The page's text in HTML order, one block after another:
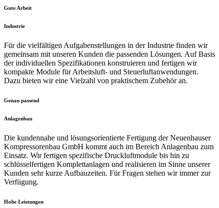
Gute Arbeit
Industrie
Für die vielfältigen Aufgabenstellungen in der Industrie finden wir
gemeinsam mit unseren Kunden die passenden Lösungen. Auf Basis
der individuellen Spezifikationen konstruieren und fertigen wir
kompakte Module für Arbeitsluft- und Steuerluftanwendungen.
Dazu bieten wir eine Vielzahl von praktischem Zubehör an.
Genau passend
Anlagenbau
Die kundennahe und lösungsorientierte Fertigung der Neuenhauser
Kompressorenbau GmbH kommt auch im Bereich Anlagenbau zum
Einsatz. Wir fertigen spezifische Druckluftmodule bis hin zu
schlüsselfertigen Komplettanlagen und realisieren im Sinne unserer
Kunden sehr kurze Aufbauzeiten. Für Fragen stehen wir immer zur
Verfügung.
Hohe Leistungen